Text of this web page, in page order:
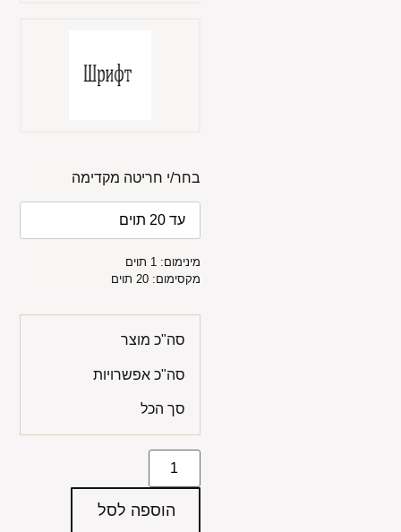
בחר/י חריטה מקדימה
מינימום: 1 תוים
מקסימום: 20 תוים
סה"כ מוצר
סה"כ אפשרויות
סך הכל
הוספה לסל